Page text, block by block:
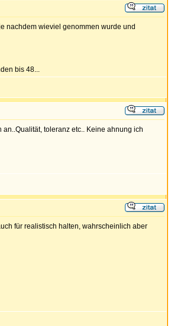
nachdem wieviel genommen wurde und
bis 48...
toleranz etc.. Keine ahnung ich
für realistisch halten, wahrscheinlich aber